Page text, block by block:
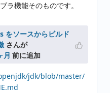
ラ機能そのものです。
をソースからビルド
さんが
月 前に追加
jdk/blob/master/